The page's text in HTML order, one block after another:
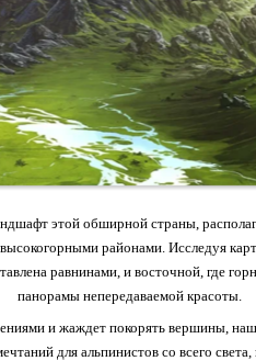
этой обширной страны,
районами. Исследуя
равнинами, и восточной, где
панорамы непередаваемой красоты.
и жаждет покорять вершины,
для альпинистов со всего